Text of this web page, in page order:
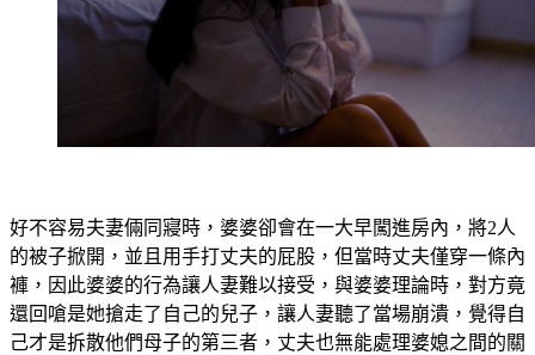
好不容易夫妻倆同寢時，婆婆卻會在一大早闖進房內，將2人
的被子掀開，並且用手打丈夫的屁股，但當時丈夫僅穿一條內
褲，因此婆婆的行為讓人妻難以接受，與婆婆理論時，對方竟
還回嗆是她搶走了自己的兒子，讓人妻聽了當場崩潰，覺得自
己才是拆散他們母子的第三者，丈夫也無能處理婆媳之間的關